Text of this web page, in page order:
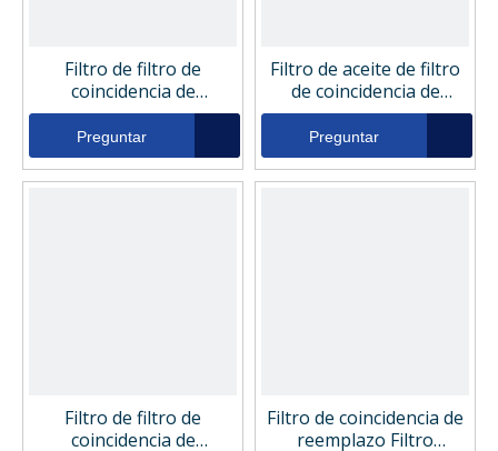
Filtro de filtro de
coincidencia de
reemplazo Filtro de
aceite FIL5062
Preguntar
Filtro de aceite de filtro
de coincidencia de
reemplazo 20141
Preguntar
Filtro de filtro de
coincidencia de
Filtro de coincidencia de
reemplazo Filtro